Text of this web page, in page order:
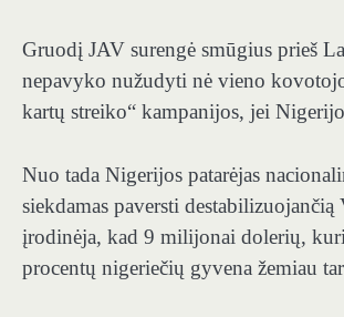
Gruodį JAV surengė smūgius prieš
nepavyko nužudyti nė vieno
kartų streiko“ kampanijos, jei
Nuo tada Nigerijos patarėjas
siekdamas paversti
įrodinėja, kad 9 milijonai dolerių,
procentų nigeriečių gyvena žemiau